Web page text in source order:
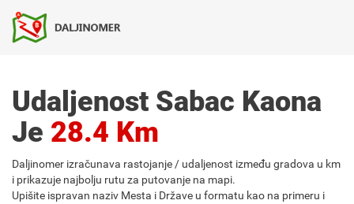
Udaljenost Sabac Kaona
Je 28.4 Km
Daljinomer izračunava rastojanje / udaljenost između gradova u km
i prikazuje najbolju rutu za putovanje na mapi.
Upišite ispravan naziv Mesta i Države u formatu kao na primeru i